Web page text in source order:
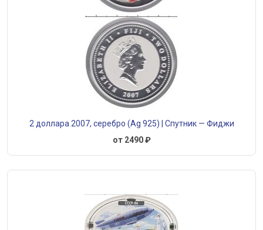
2 доллара 2007, серебро (Ag 925) | Спутник — Фиджи
от 2490 ₽